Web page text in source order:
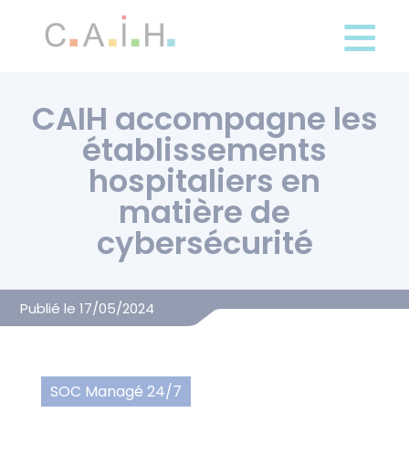
Panneau de gestion des cookies
CAIH accompagne les
établissements
hospitaliers en
matière de
cybersécurité
Publié le 17/05/2024
SOC Managé 24/7